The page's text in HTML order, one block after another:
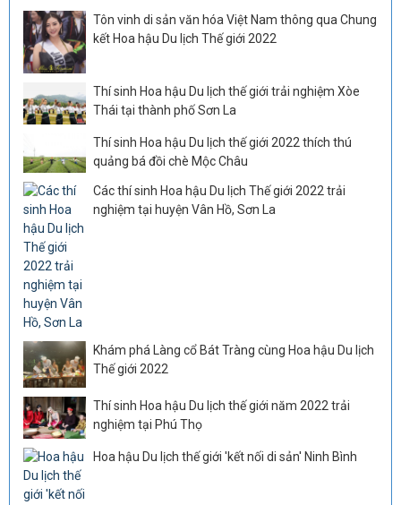
Tôn vinh di sản văn hóa Việt Nam thông qua Chung
kết Hoa hậu Du lịch Thế giới 2022
Thí sinh Hoa hậu Du lịch thế giới trải nghiệm Xòe
Thái tại thành phố Sơn La
Thí sinh Hoa hậu Du lịch thế giới 2022 thích thú
quảng bá đồi chè Mộc Châu
Các thí sinh Hoa hậu Du lịch Thế giới 2022 trải
nghiệm tại huyện Vân Hồ, Sơn La
Khám phá Làng cổ Bát Tràng cùng Hoa hậu Du lịch
Thế giới 2022
Thí sinh Hoa hậu Du lịch thế giới năm 2022 trải
nghiệm tại Phú Thọ
Hoa hậu Du lịch thế giới 'kết nối di sản' Ninh Bình